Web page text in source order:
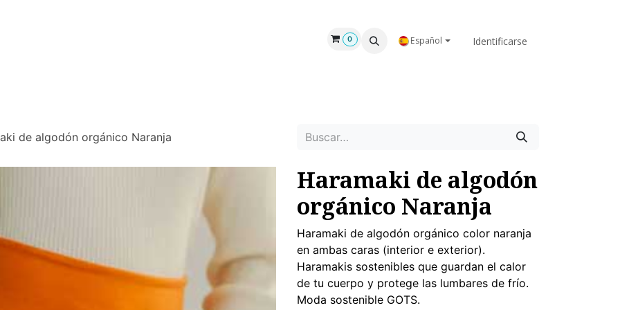
NOSOTROS
0 Español Identificarse
de algodón orgánico Naranja
Haramaki de algodón
orgánico Naranja
Haramaki de algodón orgánico color naranja
en ambas caras (interior e exterior).
Haramakis sostenibles que guardan el calor
de tu cuerpo y protege las lumbares de frío.
Moda sostenible GOTS.